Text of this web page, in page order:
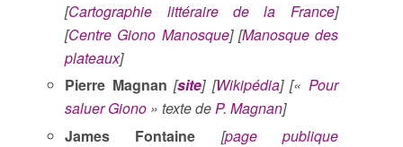
[Cartographie littéraire de la France]
[Centre Giono Manosque] [Manosque des
plateaux]
Pierre Magnan [site] [Wikipédia] [« Pour
saluer Giono » texte deP. Magnan]
James Fontaine
[page publique